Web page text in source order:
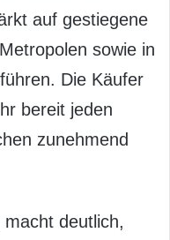
auf gestiegene
sowie in
Die Käufer
bereit jeden
zunehmend
macht deutlich,